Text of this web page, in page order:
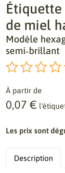
de miel
Modèle
semi‑brillant
À partir de
0,07 €
Les prix sont
Description